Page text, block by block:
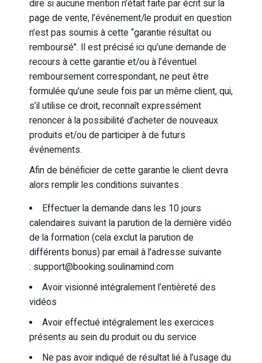
dire si aucune mention n’était faite par écrit sur la
page de vente, l’événement/le produit en question
n’est pas soumis à cette “garantie résultat ou
remboursé”. Il est précisé ici qu’une demande de
recours à cette garantie et/ou à l’éventuel
remboursement correspondant, ne peut être
formulée qu’une seule fois par un même client, qui,
s’il utilise ce droit, reconnaît expressément
renoncer à la possibilité d’acheter de nouveaux
produits et/ou de participer à de futurs
événements.
Afin de bénéficier de cette garantie le client devra
alors remplir les conditions suivantes :
Effectuer la demande dans les 10 jours
calendaires suivant la parution de la dernière vidéo
de la formation (cela exclut la parution de
différents bonus) par email à l’adresse suivante
: support@booking.soulinamind.com
Avoir visionné intégralement l’entièreté des
vidéos
Avoir effectué intégralement les exercices
présents au sein du produit ou du service
Ne pas avoir indiqué de résultat lié à l’usage du